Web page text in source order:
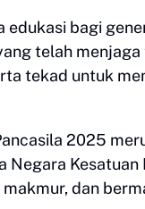
bagi
telah
tekad untuk
2025
Kesatuan
dan